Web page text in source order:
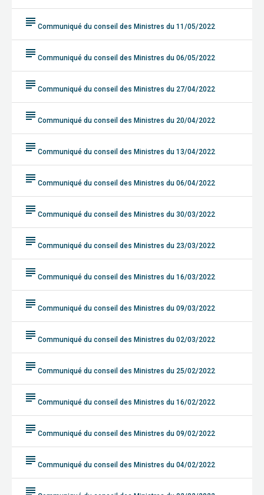
subject Communiqué du conseil des Ministres du 11/05/2022
subject Communiqué du conseil des Ministres du 06/05/2022
subject Communiqué du conseil des Ministres du 27/04/2022
subject Communiqué du conseil des Ministres du 20/04/2022
subject Communiqué du conseil des Ministres du 13/04/2022
subject Communiqué du conseil des Ministres du 06/04/2022
subject Communiqué du conseil des Ministres du 30/03/2022
subject Communiqué du conseil des Ministres du 23/03/2022
subject Communiqué du conseil des Ministres du 16/03/2022
subject Communiqué du conseil des Ministres du 09/03/2022
subject Communiqué du conseil des Ministres du 02/03/2022
subject Communiqué du conseil des Ministres du 25/02/2022
subject Communiqué du conseil des Ministres du 16/02/2022
subject Communiqué du conseil des Ministres du 09/02/2022
subject Communiqué du conseil des Ministres du 04/02/2022
subject